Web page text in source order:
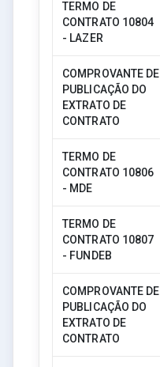
TERMO DE
CONTRATO 10804
- LAZER
COMPROVANTE DE
PUBLICAÇÃO DO
EXTRATO DE
CONTRATO
TERMO DE
CONTRATO 10806
- MDE
TERMO DE
CONTRATO 10807
- FUNDEB
COMPROVANTE DE
PUBLICAÇÃO DO
EXTRATO DE
CONTRATO